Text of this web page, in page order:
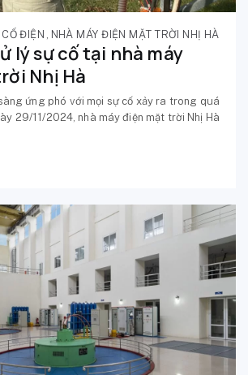
ĐIỆN , NHÀ MÁY ĐIỆN MẶT TRỜI NHỊ HÀ
lý sự cố tại nhà máy
Nhị Hà
ứng phó với mọi sự cố xảy ra trong quá
29/11/2024, nhà máy điện mặt trời Nhị Hà